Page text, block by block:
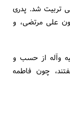
تربيت ‏شد. پدرى
على مرتضى، و
وآله از حسب و
چون فاطمه